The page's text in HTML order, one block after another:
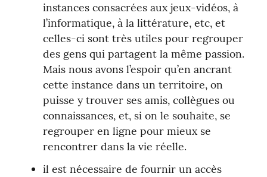
instances consacrées aux jeux-vidéos, à
l’informatique, à la littérature, etc, et
celles-ci sont très utiles pour regrouper
des gens qui partagent la même passion.
Mais nous avons l’espoir qu’en ancrant
cette instance dans un territoire, on
puisse y trouver ses amis, collègues ou
connaissances, et, si on le souhaite, se
regrouper en ligne pour mieux se
rencontrer dans la vie réelle.
il est nécessaire de fournir un accès